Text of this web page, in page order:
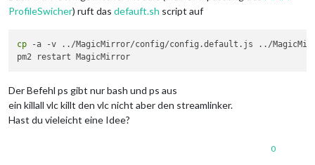
ProfileSwicher) ruft das defauft.sh script auf
cp -a -v ../MagicMirror/config/config.default.js ../
Der Befehl ps gibt nur bash und ps aus
ein killall vlc killt den vlc nicht aber den streamlinker.
Hast du vieleicht eine Idee?
0